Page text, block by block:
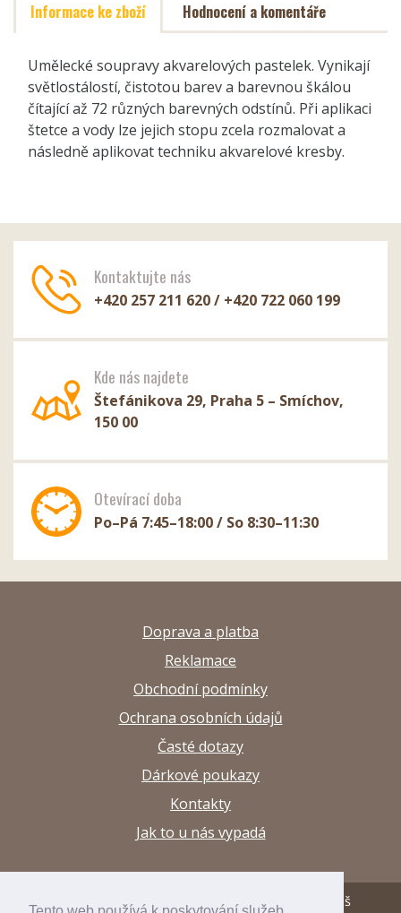
Informace ke zboží Hodnocení a komentáře
Umělecké soupravy akvarelových pastelek. Vynikají
světlostálostí, čistotou barev a barevnou škálou
čítající až 72 různých barevných odstínů. Při aplikaci
štetce a vody lze jejich stopu zcela rozmalovat a
následně aplikovat techniku akvarelové kresby.
Kontaktujte nás
+420 257 211 620 / +420 722 060 199
Kde nás najdete
Štefánikova 29, Praha 5 – Smíchov,
150 00
Otevírací doba
Po–Pá 7:45–18:00 / So 8:30–11:30
Doprava a platba
Reklamace
Obchodní podmínky
Ochrana osobních údajů
Časté dotazy
Dárkové poukazy
Kontakty
Jak to u nás vypadá
© 2013–2026 Papírnictví a výtvarné potřeby Arttuš